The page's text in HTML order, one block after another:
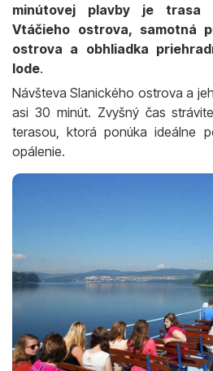
minútovej plavby je trasa
Vtáčieho ostrova, samotná
ostrova a obhliadka
lode.
Návšteva Slanického ostrova a
asi 30 minút. Zvyšný čas
terasou, ktorá ponúka ideálne
opálenie.